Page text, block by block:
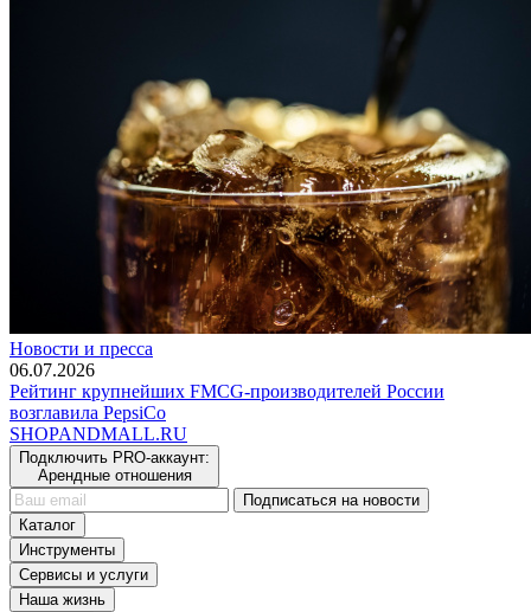
Новости и пресса
06.07.2026
Рейтинг крупнейших FMCG-производителей России
возглавила PepsiCo
SHOPANDMALL.RU
Подключить PRO-аккаунт:
Арендные отношения
Подписаться на новости
Каталог
Инструменты
Сервисы и услуги
Наша жизнь